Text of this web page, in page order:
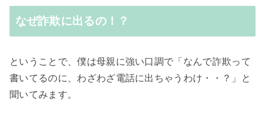
なぜ詐欺に出るの！？
ということで、僕は母親に強い口調で「なんで詐欺って
書いてるのに、わざわざ電話に出ちゃうわけ・・？」と
聞いてみます。